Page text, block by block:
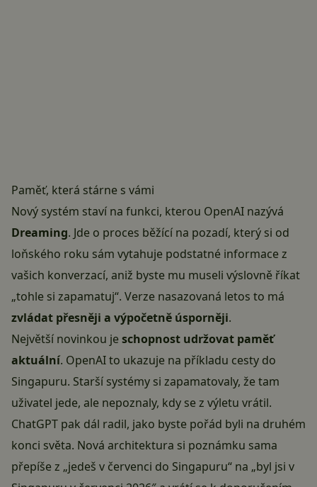
Paměť, která stárne s vámi
Nový systém staví na funkci, kterou OpenAI nazývá
Dreaming. Jde o proces běžící na pozadí, který si od
loňského roku sám vytahuje podstatné informace z
vašich konverzací, aniž byste mu museli výslovně říkat
„tohle si zapamatuj“. Verze nasazovaná letos to má
zvládat přesněji a výpočetně úsporněji.
Největší novinkou jeschopnost udržovat paměť
aktuální. OpenAI to ukazuje na příkladu cesty do
Singapuru. Starší systémy si zapamatovaly, že tam
uživatel jede, ale nepoznaly, kdy se z výletu vrátil.
ChatGPT pak dál radil, jako byste pořád byli na druhém
konci světa. Nová architektura si poznámku sama
přepíše z „jedeš v červenci do Singapuru“ na „byl jsi v